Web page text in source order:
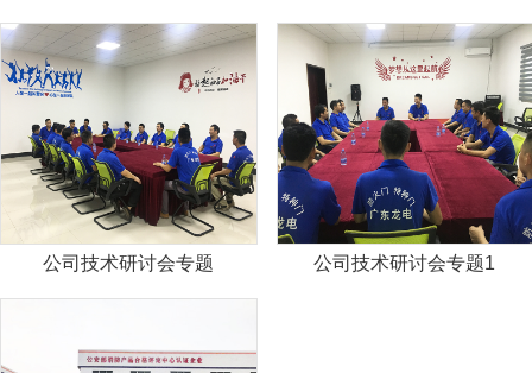
公司技术研讨会专题 公司技术研讨会专题1